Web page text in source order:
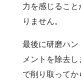
力を感じるこ
りません。
最後に研磨ハ
メントを除去
で削り取って